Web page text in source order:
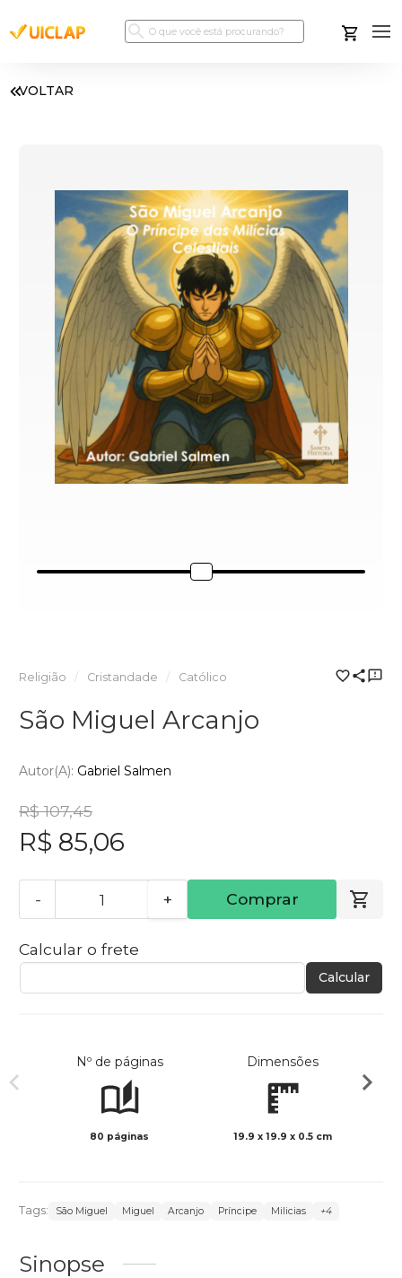
VOLTAR
Religião Cristandade Católico
São Miguel Arcanjo
Autor(a): Gabriel Salmen
R$ 107,45
R$ 85,06
- + Comprar
Calcular o frete
Calcular
Nº de páginas
80 páginas
Dimensões
19.9 x 19.9 x 0.5 cm
Tags: São Miguel Miguel Arcanjo Príncipe Milicias +4
Sinopse